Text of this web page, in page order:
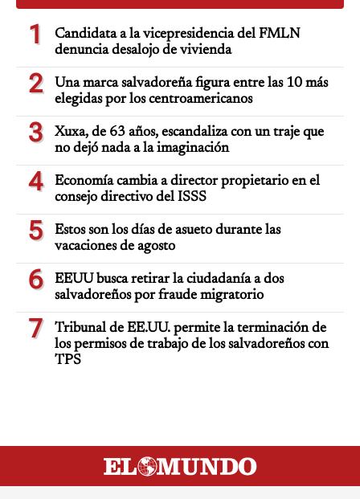
1
Candidata a la vicepresidencia del FMLN
denuncia desalojo de vivienda
2
Una marca salvadoreña figura entre las 10 más
elegidas por los centroamericanos
3
Xuxa, de 63 años, escandaliza con un traje que
no dejó nada a la imaginación
4
Economía cambia a director propietario en el
consejo directivo del ISSS
5
Estos son los días de asueto durante las
vacaciones de agosto
6
EEUU busca retirar la ciudadanía a dos
salvadoreños por fraude migratorio
7
Tribunal de EE.UU. permite la terminación de
los permisos de trabajo de los salvadoreños con
TPS